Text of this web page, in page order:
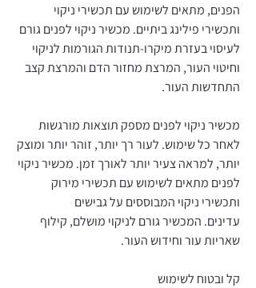
הפנים, מתאים לשימוש עם תכשירי ניקוי
ותכשירי פילינג ביתיים. מכשיר ניקוי לפנים גורם
לעיסוי בעזרת מיקרו-תנודות הגורמות לניקוי
וחיטוי העור, המרצת מחזור הדם והמרצת קצב
התחדשות העור.
מכשיר ניקוי לפנים מספק תוצאות מורגשות
לאחר כל שימוש. לעור רך יותר, זוהר יותר ומוצק
יותר, למראה צעיר יותר לאורך זמן. מכשיר ניקוי
לפנים מתאים לשימוש עם תכשירי מירוק
ותכשירי ניקוי המבוססים על גבישים
עדינים. המכשיר גורם לניקוי מושלם, קילוף
שאריות עור וחידוש העור.
קל ובטוח לשימוש